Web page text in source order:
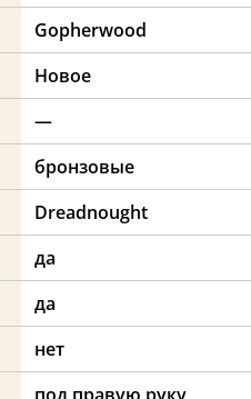
Gopherwood
Новое
—
бронзовые
Dreadnought
да
да
нет